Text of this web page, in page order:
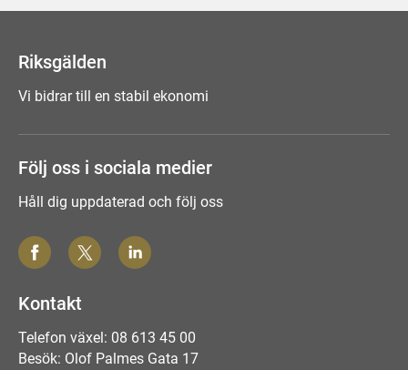
Riksgälden
Vi bidrar till en stabil ekonomi
Följ oss i sociala medier
Håll dig uppdaterad och följ oss
Kontakt
Telefon växel: 08 613 45 00
Besök: Olof Palmes Gata 17